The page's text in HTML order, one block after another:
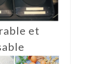
et